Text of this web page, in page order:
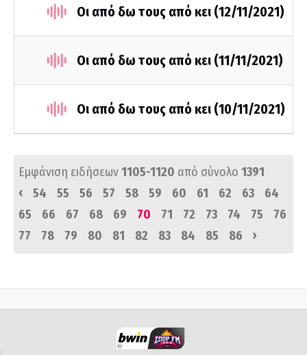
Οι από δω τους από κει (12/11/2021)
Οι από δω τους από κει (11/11/2021)
Οι από δω τους από κει (10/11/2021)
Εμφάνιση ειδήσεων1105-1120 από σύνολο 1391
‹
54 55 56 57 58 59 60 61 62 63
64
65
66 67 68 69 70 71 72 73 74 75
76
77
78 79 80 81 82 83 84 85 86 ›